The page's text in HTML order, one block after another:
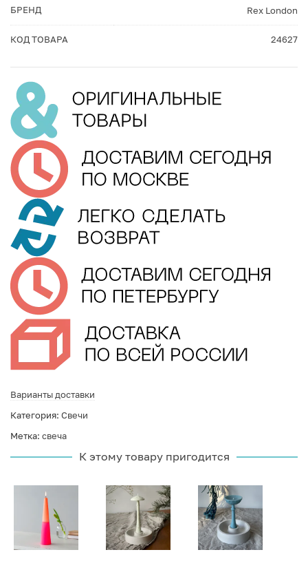
БРЕНД Rex London
КОД ТОВАРА 24627
Варианты доставки
Категория: Свечи
Метка: свеча
К этому товару пригодится